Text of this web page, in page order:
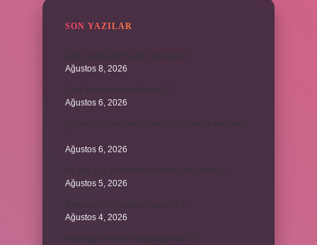
SON YAZILAR
Ağustos 8, 2026
Ağustos 6, 2026
Ağustos 6, 2026
Ağustos 5, 2026
Ağustos 4, 2026